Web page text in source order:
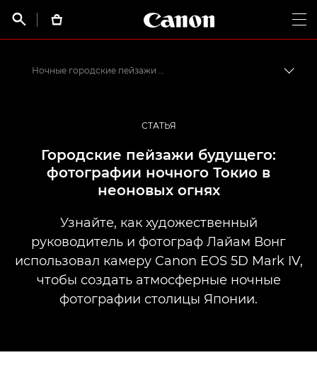
 
Canon Logo, back
Профессиональная фото- и видеосъемка
Истории от профессионалов: вдохновляющие идеи для печати, а также фото- и видеосъемки
СТАТЬЯ
Городские пейзажи будущего:
фотографии ночного Токио в
неоновых огнях
Узнайте, как художественный
руководитель и фотограф Лайам Вонг
использовал камеру Canon EOS 5D Mark IV,
чтобы создать атмосферные ночные
фотографии столицы Японии.